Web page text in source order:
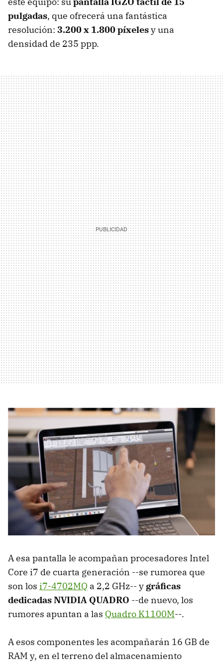
pulgadas, que ofrecerá una fantástica
resolución: 3.200 x 1.800 píxelesy una
densidad de 235 ppp.
A esa pantalla le acompañan procesadores Intel
Core i7 de cuarta generación --se rumorea que
son los i7-4702MQ a 2,2 GHz-- y gráficas
dedicadas NVIDIA QUADRO --de nuevo, los
rumores apuntan a las Quadro K1100M--.
A esos componentes les acompañarán 16 GB de
RAM y, en el terreno del almacenamiento